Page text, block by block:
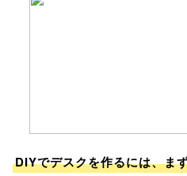
DIYでデスクを作るには、ま